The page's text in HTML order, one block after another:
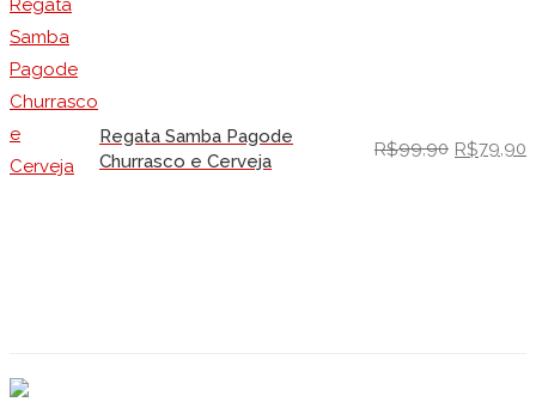
Regata Samba Pagode
Churrasco e Cerveja
R$99,90 R$79,90